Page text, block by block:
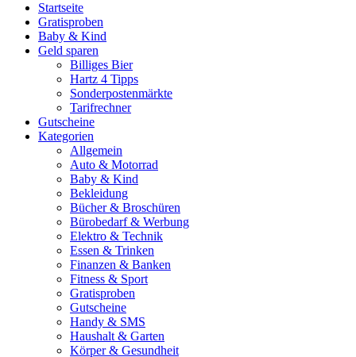
Startseite
Gratisproben
Baby & Kind
Geld sparen
Billiges Bier
Hartz 4 Tipps
Sonderpostenmärkte
Tarifrechner
Gutscheine
Kategorien
Allgemein
Auto & Motorrad
Baby & Kind
Bekleidung
Bücher & Broschüren
Bürobedarf & Werbung
Elektro & Technik
Essen & Trinken
Finanzen & Banken
Fitness & Sport
Gratisproben
Gutscheine
Handy & SMS
Haushalt & Garten
Körper & Gesundheit